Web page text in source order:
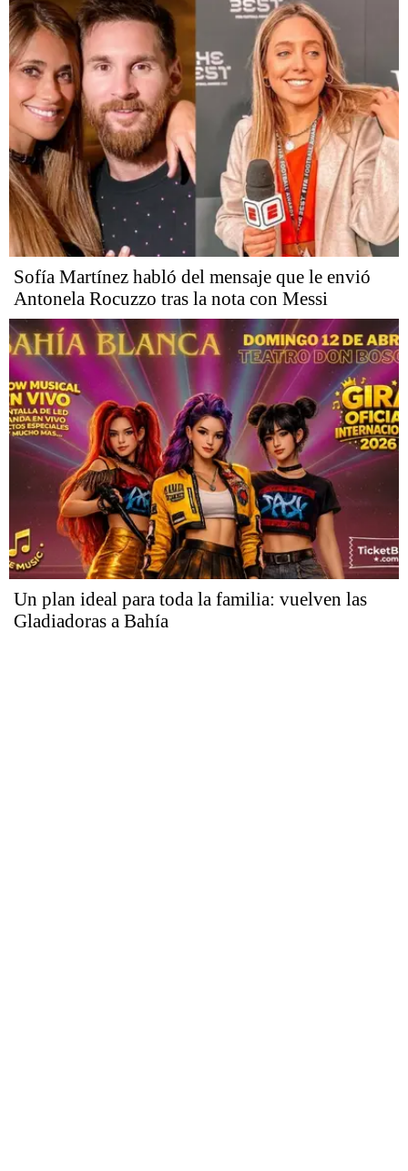
Sofía Martínez habló del mensaje que le envió
Antonela Rocuzzo tras la nota con Messi
Un plan ideal para toda la familia: vuelven las
Gladiadoras a Bahía